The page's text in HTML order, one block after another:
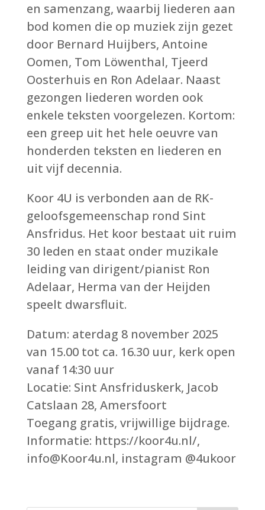
en samenzang, waarbij liederen aan
bod komen die op muziek zijn gezet
door Bernard Huijbers, Antoine
Oomen, Tom Löwenthal, Tjeerd
Oosterhuis en Ron Adelaar. Naast
gezongen liederen worden ook
enkele teksten voorgelezen. Kortom:
een greep uit het hele oeuvre van
honderden teksten en liederen en
uit vijf decennia.
Koor 4U is verbonden aan de RK-
geloofsgemeenschap rond Sint
Ansfridus. Het koor bestaat uit ruim
30 leden en staat onder muzikale
leiding van dirigent/pianist Ron
Adelaar, Herma van der Heijden
speelt dwarsfluit.
Datum: aterdag 8 november 2025
van 15.00 tot ca. 16.30 uur, kerk open
vanaf 14:30 uur
Locatie: Sint Ansfriduskerk, Jacob
Catslaan 28, Amersfoort
Toegang gratis, vrijwillige bijdrage.
Informatie: https://koor4u.nl/,
info@Koor4u.nl, instagram @4ukoor